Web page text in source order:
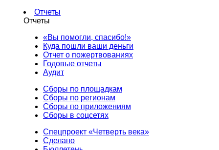
Отчеты
Отчеты
«Вы помогли, спасибо!»
Куда пошли ваши деньги
Отчет о пожертвованиях
Годовые отчеты
Аудит
Сборы по площадкам
Сборы по регионам
Сборы по приложениям
Сборы в соцсетях
Спецпроект «Четверть века»
Сделано